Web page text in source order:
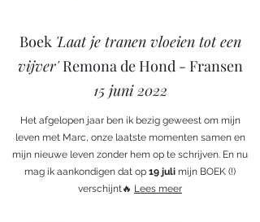
Boek 'Laat je tranen vloeien tot een
vijver'Remona de Hond - Fransen
15 juni 2022
Het afgelopen jaar ben ik bezig geweest om mijn
leven met Marc, onze laatste momenten samen en
mijn nieuwe leven zonder hem op te schrijven. En nu
mag ik aankondigen dat op 19 juli mijn BOEK (!)
verschijnt🔥 Lees meer